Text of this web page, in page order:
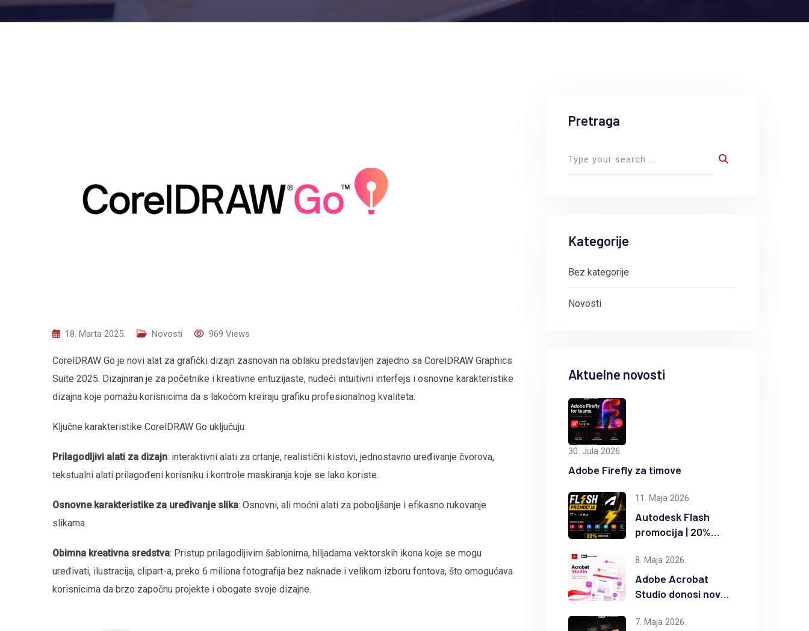
18. Marta 2025. Novosti 969 Views
CorelDRAW Go je novi alat za grafički dizajn zasnovan na oblaku predstavljen zajedno sa CorelDRAW Graphics
Suite 2025. Dizajniran je za početnike i kreativne entuzijaste, nudeći intuitivni interfejs i osnovne karakteristike
dizajna koje pomažu korisnicima da s lakoćom kreiraju grafiku profesionalnog kvaliteta.
Ključne karakteristike CorelDRAW Go uključuju:
Prilagodljivi alati za dizajn: interaktivni alati za crtanje, realistični kistovi, jednostavno uređivanje čvorova,
tekstualni alati prilagođeni korisniku i kontrole maskiranja koje se lako koriste.
Osnovne karakteristike za uređivanje slika: Osnovni, ali moćni alati za poboljšanje i efikasno rukovanje
slikama.
Obimna kreativna sredstva: Pristup prilagodljivim šablonima, hiljadama vektorskih ikona koje se mogu
uređivati, ilustracija, clipart-a, preko 6 miliona fotografija bez naknade i velikom izboru fontova, što omogućava
korisnicima da brzo započnu projekte i obogate svoje dizajne.
Pretraga
Kategorije
Bez kategorije
Novosti
Aktuelne novosti
30. Jula 2026.
Adobe Firefly za timove
11. Maja 2026.
Autodesk Flash
promocija | 20%
odabrane Autodesk
proizvode
8. Maja 2026.
Adobe Acrobat
Studio donosi novu
produktivnosti
7. Maja 2026.